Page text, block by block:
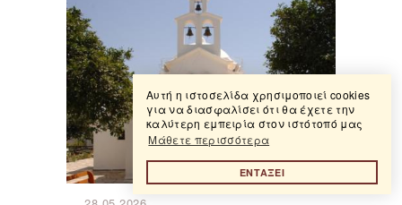
Αυτή η ιστοσελίδα χρησιμοποιεί cookies
για να διασφαλίσει ότι θα έχετε την
καλύτερη εμπειρία στον ιστότοπό μας
Μάθετε περισσότερα
ΕΝΤΑΞΕΙ